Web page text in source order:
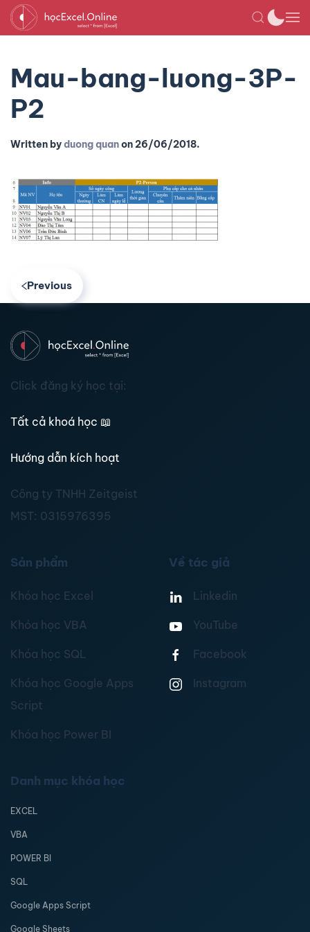
Mau-bang-luong-3P-
P2
Written byduong quanon26/06/2018.
Previous
Click đăng ký học tại:
Tất cả khoá học 📖
Hướng dẫn kích hoạt
Công ty TNHH Zeitgeist
MST: 0315976395
Sản phẩm
Khóa học Excel
Khóa học VBA
Khóa học SQL
Khóa học Google Apps
Script
Khóa học Power BI
Về tác giả
Linkedin
YouTube
Facebook
Instagram
Danh mục khóa học
EXCEL
VBA
POWER BI
SQL
Google Apps Script
Google Sheets